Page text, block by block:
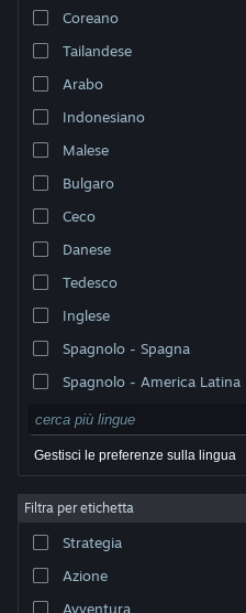
Ottieni l'app mobile di Steam
Visualizza il sito web per desktop
appartengono ai rispettivi proprietari negli
legali|
Steam| Rimborsi|
Coreano
Tailandese
Arabo
Indonesiano
Malese
Bulgaro
Ceco
Danese
Tedesco
Inglese
Spagnolo - Spagna
Spagnolo - America Latina
Gestisci le preferenze sulla lingua
Filtra per etichetta
Strategia
Azione
Avventura